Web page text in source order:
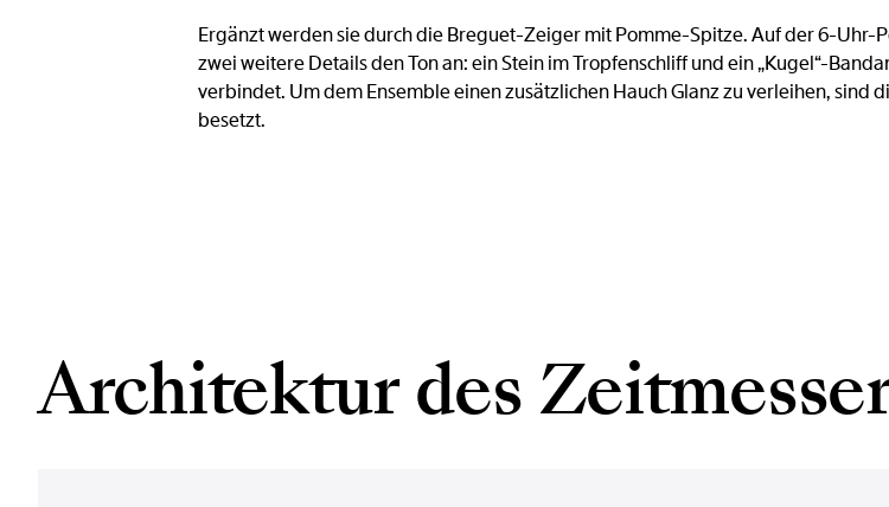
Ergänzt werden sie durch die Breguet-Zeiger mit Pomme-Spitze. Auf der 6-Uhr-
zwei weitere Details den Ton an: ein Stein im Tropfenschliff und ein „Kugel“-
verbindet. Um dem Ensemble einen zusätzlichen Hauch Glanz zu verleihen, sind
besetzt.
Architektur des